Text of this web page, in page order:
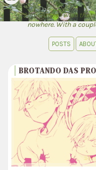
"Sometimes I wish that
nowhere. With a
POSTS
BROTANDO DAS